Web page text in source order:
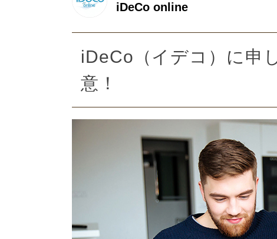
iDeCo online
iDeCo（イデコ）に申
意！